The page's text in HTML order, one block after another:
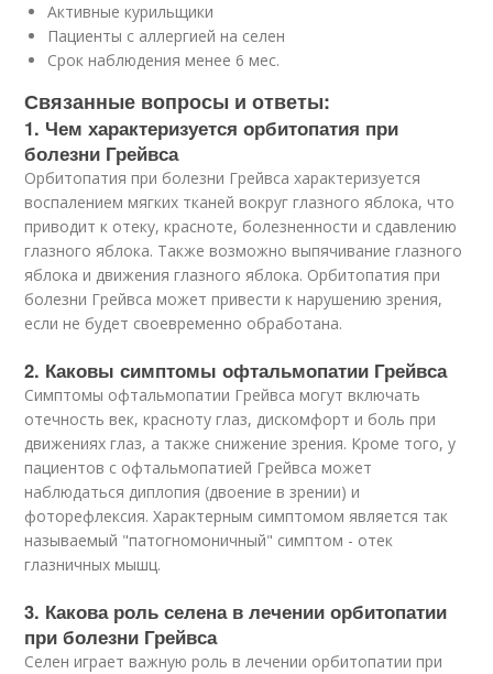
Активные курильщики
Пациенты с аллергией на селен
Срок наблюдения менее 6 мес.
Связанные вопросы и ответы:
1. Чем характеризуется орбитопатия при
болезни Грейвса
Орбитопатия при болезни Грейвса характеризуется
воспалением мягких тканей вокруг глазного яблока, что
приводит к отеку, красноте, болезненности и сдавлению
глазного яблока. Также возможно выпячивание глазного
яблока и движения глазного яблока. Орбитопатия при
болезни Грейвса может привести к нарушению зрения,
если не будет своевременно обработана.
2. Каковы симптомы офтальмопатии Грейвса
Симптомы офтальмопатии Грейвса могут включать
отечность век, красноту глаз, дискомфорт и боль при
движениях глаз, а также снижение зрения. Кроме того, у
пациентов с офтальмопатией Грейвса может
наблюдаться диплопия (двоение в зрении) и
фоторефлексия. Характерным симптомом является так
называемый "патогномоничный" симптом - отек
глазничных мышц.
3. Какова роль селена в лечении орбитопатии
при болезни Грейвса
Селен играет важную роль в лечении орбитопатии при